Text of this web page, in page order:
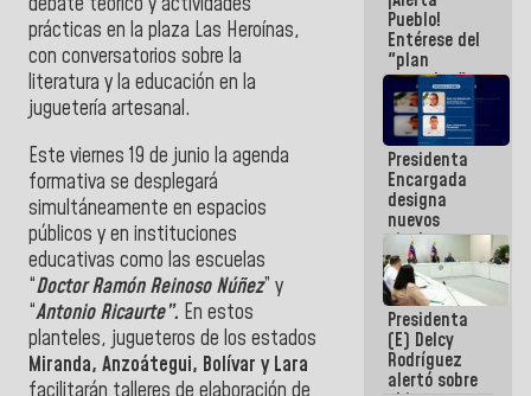
prácticas en la plaza Las Heroínas,
con conversatorios sobre la
literatura y la educación en la
juguetería artesanal.
Este viernes 19 de junio la agenda
formativa se desplegará
simultáneamente en espacios
públicos y en instituciones
educativas como las escuelas
“Doctor Ramón Reinoso Núñez” y
“Antonio Ricaurte”. En estos
planteles, jugueteros de los estados
Miranda, Anzoátegui, Bolívar y Lara
Eléctrico
Nacional
Pueblo!
Entérese del
"plan
enjambre"
de La Sayo
para
sabotear el
diálogo y
promover el
caos
Presidenta
Encargada
designa
nuevos
titulares en
el
Viceministerio
de Energía
Eléctrica y
CORPOELEC
Presidenta
(E) Delcy
Rodríguez
alertó sobre